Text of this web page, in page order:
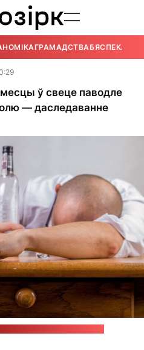
ГРАМАДСТВАБЯСПЕКА
ў свеце паводле
— даследаванне